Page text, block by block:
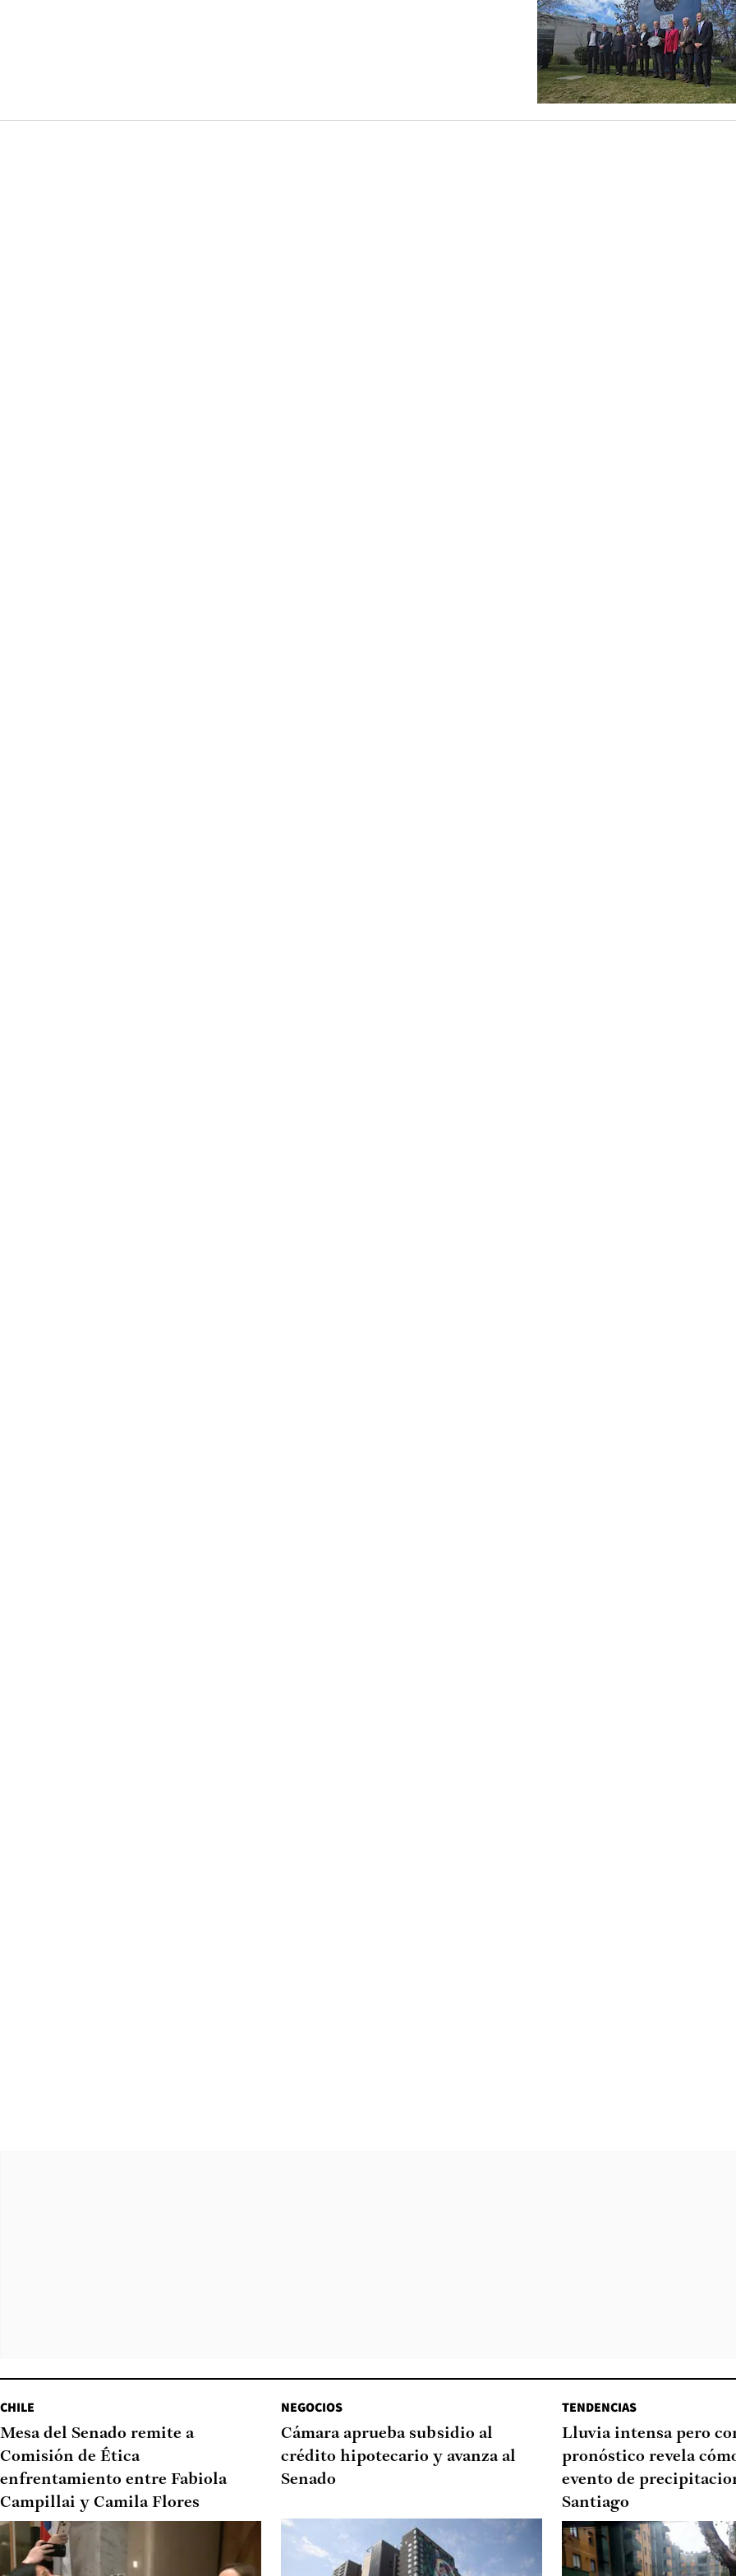
CHILE
Mesa del Senado remite a
Comisión de Ética
enfrentamiento entre Fabiola
Campillai y Camila Flores
NEGOCIOS
Cámara aprueba subsidio al
crédito hipotecario y avanza al
Senado
TENDENCIAS
Lluvia intensa pero
pronóstico revela
evento de
Santiago